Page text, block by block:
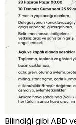
Bilindiği gibi ABD